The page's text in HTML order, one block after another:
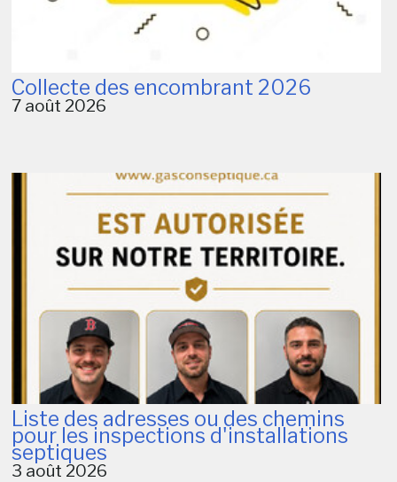
Collecte des encombrant 2026
7 août 2026
Liste des adresses ou des chemins
pour les inspections d'installations
septiques
3 août 2026